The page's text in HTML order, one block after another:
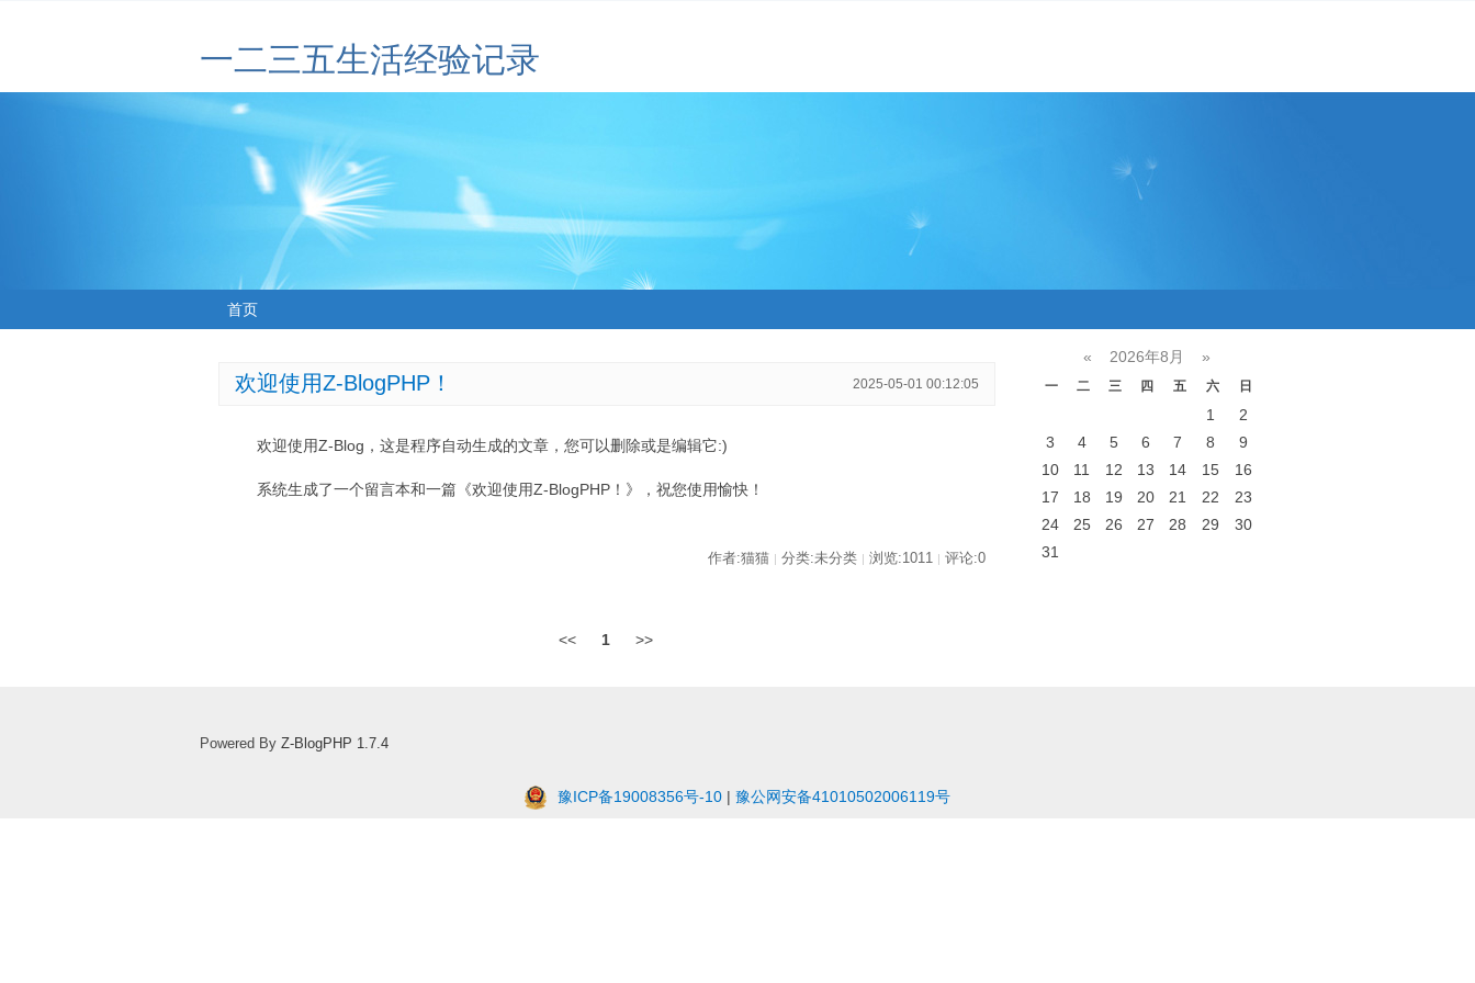
一二三五生活经验记录
首页
欢迎使用Z-BlogPHP！ 2025-05-01 00:12:05
欢迎使用Z-Blog，这是程序自动生成的文章，您可以删除或是编辑它:)
系统生成了一个留言本和一篇《欢迎使用Z-BlogPHP！》，祝您使用愉快！
作者:猫猫 | 分类:未分类 | 浏览:1011 | 评论:0
<< 1 >>
« 2026年8月 »
一 二 三 四 五 六 日
1
2
3
4 5 6 7 8
9
10
11 12 13 14 15
16
17
18 19 20 21 22
23
24
25 26 27 28 29
30
31
Powered By Z-BlogPHP 1.7.4
豫ICP备19008356号-10 | 豫公网安备41010502006119号